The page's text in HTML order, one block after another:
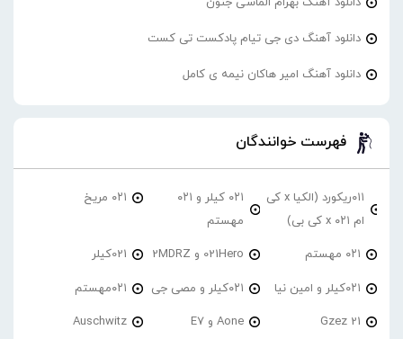
دانلود آهنگ دی جی تیام پادکست تی کست
دانلود آهنگ امیر هاکان نیمه ی کامل
فهرست خوانندگان
۰۱۱ریکورد (الکیا x کی
ام ۰۲۱ x کی بی)
۰۲۱ کیلر و ۰۲۱
مهستم
۰۲۱ مریخ
۰۲۱ مهستم 021Hero و 2MDRZ 021کیلر
۰۲۱کیلر و امین نیا ۰۲۱کیلر و مصی جی ۰۲۱مهستم
21 Gzez Aone و E7 Auschwitz